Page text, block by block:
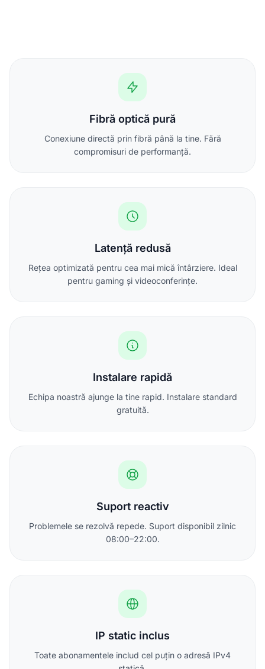
Fibră optică pură
Conexiune directă prin fibră până la tine. Fără
compromisuri de performanță.
Latență redusă
Rețea optimizată pentru cea mai mică întârziere. Ideal
pentru gaming și videoconferințe.
Instalare rapidă
Echipa noastră ajunge la tine rapid. Instalare standard
gratuită.
Suport reactiv
Problemele se rezolvă repede. Suport disponibil zilnic
08:00–22:00.
IP static inclus
Toate abonamentele includ cel puțin o adresă IPv4